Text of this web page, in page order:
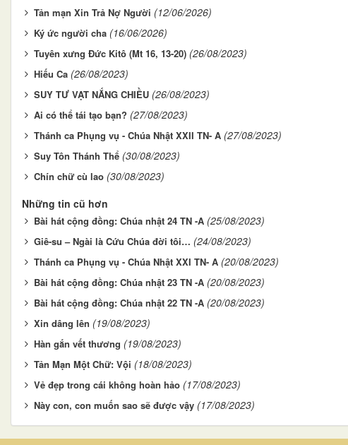
Tản mạn Xin Trả Nợ Người (12/06/2026)
Ký ức người cha (16/06/2026)
Tuyên xưng Đức Kitô (Mt 16, 13-20) (26/08/2023)
Hiếu Ca (26/08/2023)
SUY TƯ VẠT NẮNG CHIỀU (26/08/2023)
Ai có thể tái tạo bạn? (27/08/2023)
Thánh ca Phụng vụ - Chúa Nhật XXII TN- A (27/08/2023)
Suy Tôn Thánh Thể (30/08/2023)
Chín chữ cù lao (30/08/2023)
Những tin cũ hơn
Bài hát cộng đồng: Chúa nhật 24 TN -A (25/08/2023)
Giê-su – Ngài là Cứu Chúa đời tôi… (24/08/2023)
Thánh ca Phụng vụ - Chúa Nhật XXI TN- A (20/08/2023)
Bài hát cộng đồng: Chúa nhật 23 TN -A (20/08/2023)
Bài hát cộng đồng: Chúa nhật 22 TN -A (20/08/2023)
Xin dâng lên (19/08/2023)
Hàn gắn vết thương (19/08/2023)
Tản Mạn Một Chữ: Vội (18/08/2023)
Vẻ đẹp trong cái không hoàn hảo (17/08/2023)
Này con, con muốn sao sẽ được vậy (17/08/2023)